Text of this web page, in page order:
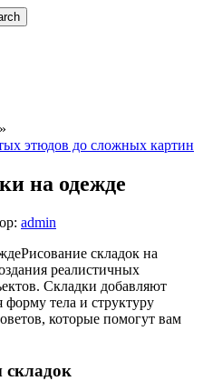
»
этюдов до сложных картин
на одежде
admin
Рисование складок на
реалистичных
Складки добавляют
тела и структуру
которые помогут вам
складок